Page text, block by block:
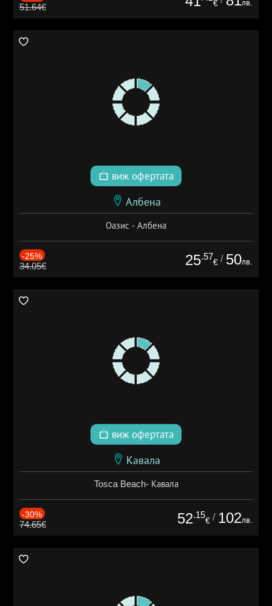
51.64€ € лв.
виж офертата
Албена
Оазис - Албена
-25%
34.05€ 25.57
€ / 50лв.
виж офертата
Кавала
Tosca Beach- Кавала
-30%
74.65€ 52.15
€ / 102лв.